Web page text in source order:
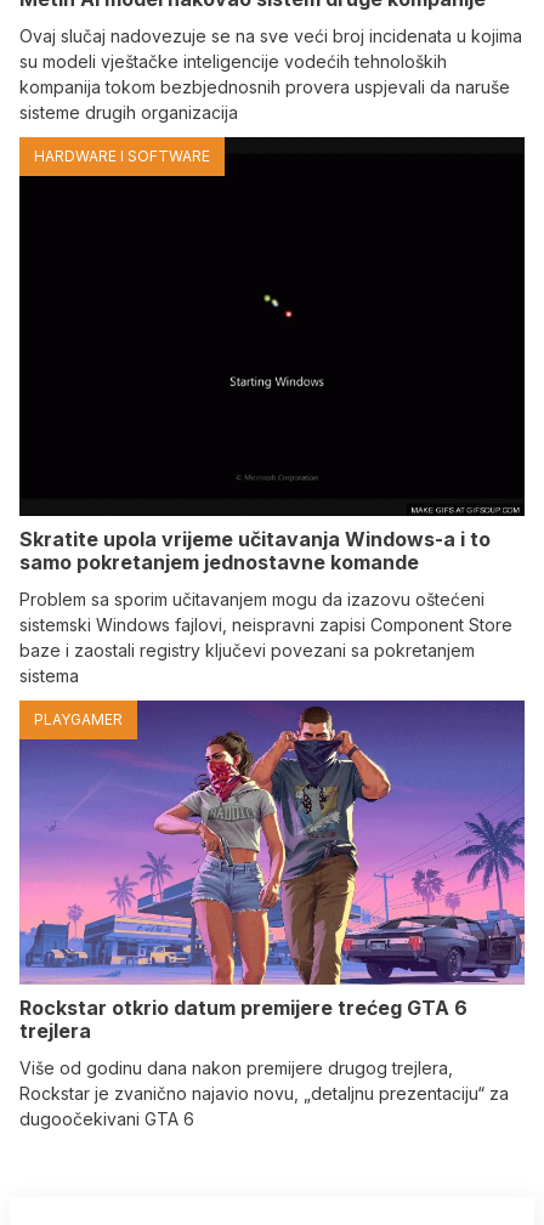
Ovaj slučaj nadovezuje se na sve veći broj incidenata u kojima
su modeli vještačke inteligencije vodećih tehnoloških
kompanija tokom bezbjednosnih provera uspjevali da naruše
sisteme drugih organizacija
HARDWARE I SOFTWARE
Skratite upola vrijeme učitavanja Windows-a i to
samo pokretanjem jednostavne komande
Problem sa sporim učitavanjem mogu da izazovu oštećeni
sistemski Windows fajlovi, neispravni zapisi Component Store
baze i zaostali registry ključevi povezani sa pokretanjem
sistema
PLAYGAMER
Rockstar otkrio datum premijere trećeg GTA 6
trejlera
Više od godinu dana nakon premijere drugog trejlera,
Rockstar je zvanično najavio novu, „detaljnu prezentaciju“ za
dugoočekivani GTA 6